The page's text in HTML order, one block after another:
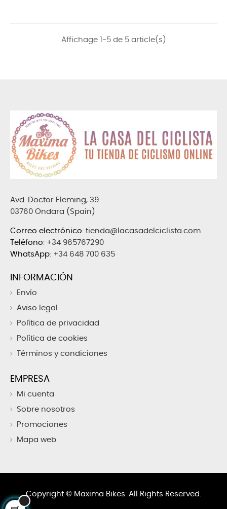
Affichage 1-5 de 5 article(s)
Avd. Doctor Fleming, 39
03760 Ondara (Spain)
Correo electrónico: tienda@lacasadelciclista.com
Teléfono: +34 965767290
WhatsApp: +34 648 700 635
INFORMACIÓN
Envío
Aviso legal
Política de privacidad
Política de cookies
Términos y condiciones
EMPRESA
Mi cuenta
Sobre nosotros
Promociones
Mapa web
Copyright © Maxima Bikes. All Rights Reserved.